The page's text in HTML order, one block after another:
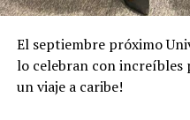
El septiembre próximo
lo celebran con increíbles
un viaje a caribe!